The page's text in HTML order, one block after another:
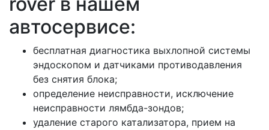
автосервисе:
бесплатная диагностика выхлопной системы
эндоскопом и датчиками противодавления
без снятия блока;
определение неисправности, исключение
неисправности лямбда-зондов;
удаление старого катализатора, прием на